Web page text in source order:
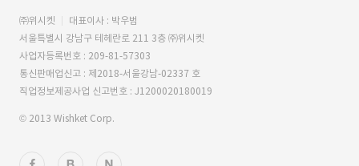
㈜위시켓
대표이사 : 박우범
서울특별시 강남구 테헤란로 211 3층 ㈜위시켓
사업자등록번호 : 209-81-57303
통신판매업신고 : 제2018-서울강남-02337 호
직업정보제공사업 신고번호 : J1200020180019
© 2013 Wishket Corp.